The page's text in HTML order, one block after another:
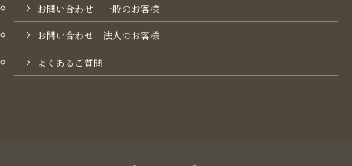
お問い合わせ 一般のお客様
お問い合わせ 法人のお客様
よくあるご質問